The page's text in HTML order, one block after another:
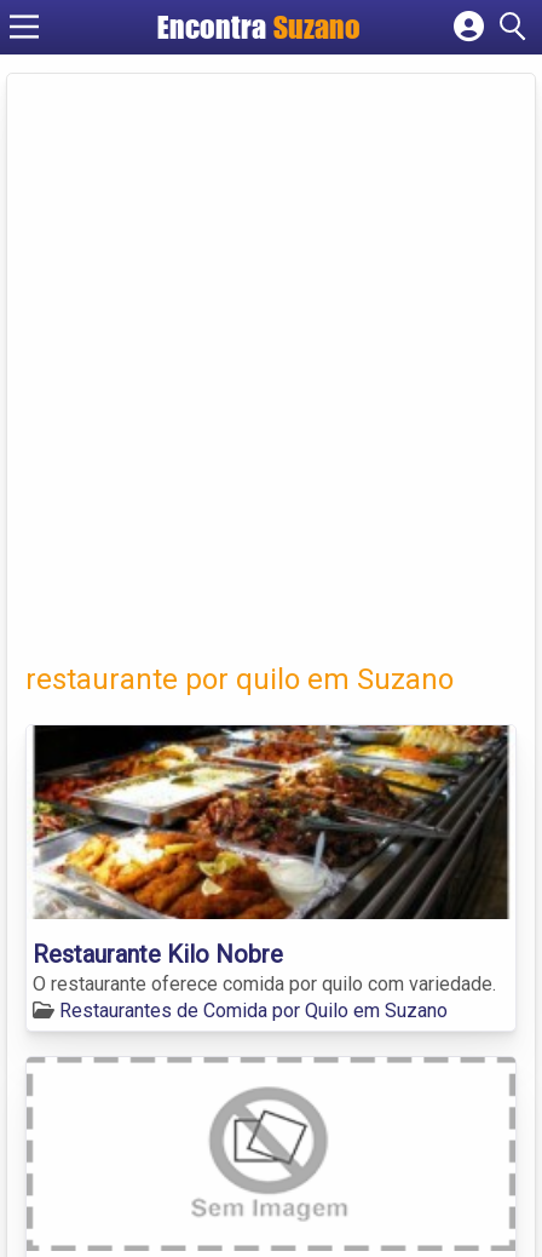
EncontraSuzano
Cadastrar empresa
restaurante por quilo em Suzano
Restaurante Kilo Nobre
O restaurante oferece comida por quilo com variedade.
Restaurantes de Comida por Quilo em Suzano